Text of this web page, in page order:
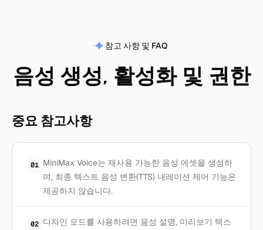
참고 사항 및 FAQ
음성 생성, 활성화 및 권한
중요 참고사항
01 MiniMax Voice는 재사용 가능한 음성 에셋을 생성하
며, 최종 텍스트 음성 변환(TTS) 내레이션 제어 기능은
제공하지 않습니다.
02 디자인 모드를 사용하려면 음성 설명, 미리보기 텍스